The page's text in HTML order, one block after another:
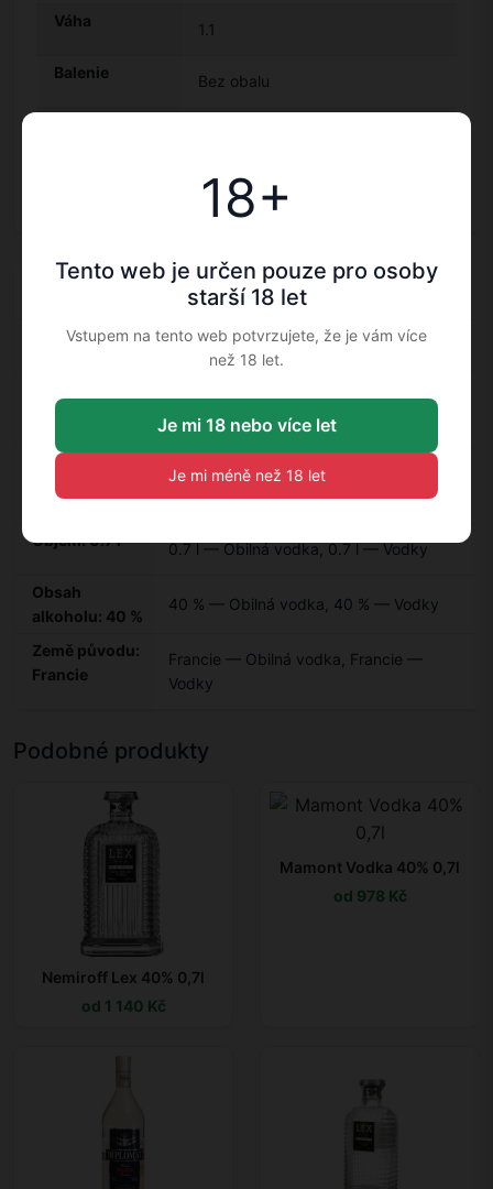
18+
Tento web je určen pouze pro osoby
starší 18 let
Vstupem na tento web potvrzujete, že je vám více
než 18 let.
Je mi 18 nebo více let
Je mi méně než 18 let
Váha 1.1
Balenie Bez obalu
40 %
Doplňkové informace
Kategorie Obilná vodka,Vodky
Goose
Grey Goose — Obilná vodka,Grey
Goose — Vodky
Balení: Bez
obalu
Bez obalu — Obilná vodka
Vodky
Objem: 0.7 l 0.7 l — Obilná vodka,0.7 l — Vodky
Obsah
alkoholu: 40 %
40 % — Obilná vodka 40 % — Vodky
Země původu:
Francie
Francie — Obilná vodka Francie —
Vodky
Podobné produkty
Nemiroff Lex 40% 0,7l
od 1 140 Kč
Mamont Vodka 40% 0,7l
od 978 Kč